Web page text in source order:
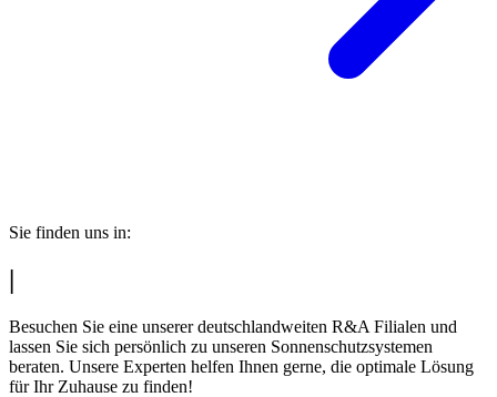
Sie finden uns in:
|
Besuchen Sie eine unserer deutschlandweiten R&A Filialen und
lassen Sie sich persönlich zu unseren Sonnenschutzsystemen
beraten. Unsere Experten helfen Ihnen gerne, die optimale Lösung
für Ihr Zuhause zu finden!